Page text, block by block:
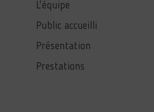
L'équipe
Public accueilli
Présentation
Prestations